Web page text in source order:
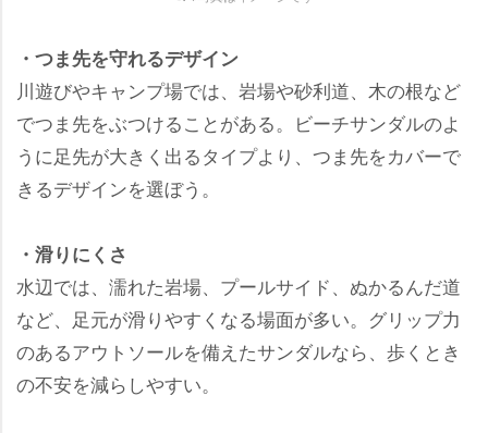
・つま先を守れるデザイン
川遊びやキャンプ場では、岩場や砂利道、木の根など
でつま先をぶつけることがある。ビーチサンダルのよ
うに足先が大きく出るタイプより、つま先をカバーで
きるデザインを選ぼう。
・滑りにくさ
水辺では、濡れた岩場、プールサイド、ぬかるんだ道
など、足元が滑りやすくなる場面が多い。グリップ力
のあるアウトソールを備えたサンダルなら、歩くとき
の不安を減らしやすい。